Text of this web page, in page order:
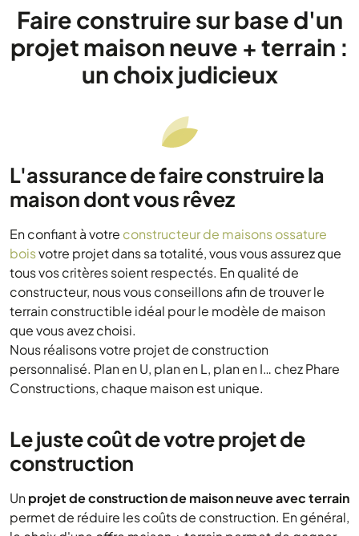
Faire construire sur base d'un
projet maison neuve + terrain :
un choix judicieux
L'assurance de faire construire la
maison dont vous rêvez
En confiant à votre constructeur de maisons ossature
boisvotre projet dans sa totalité, vous vous assurez que
tous vos critères soient respectés. En qualité de
constructeur, nous vous conseillons afin de trouver le
terrain constructible idéal pour le modèle de maison
que vous avez choisi.
Nous réalisons votre projet de construction
personnalisé. Plan en U, plan en L, plan en I… chez Phare
Constructions, chaque maison est unique.
Le juste coût de votre projet de
construction
Unprojet de construction de maison neuve avec terrain
permet de réduire les coûts de construction. En général,